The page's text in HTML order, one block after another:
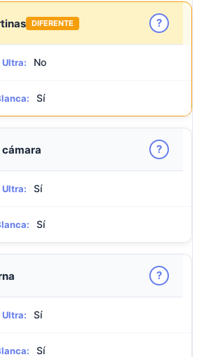
DIFERENTE ?
Ultra: No
Sí
?
Ultra: Sí
Sí
?
Ultra: Sí
Sí